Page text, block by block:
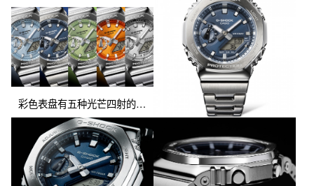
彩色表盘有五种光芒四射的色调可供选择，反映出不同的个性特征